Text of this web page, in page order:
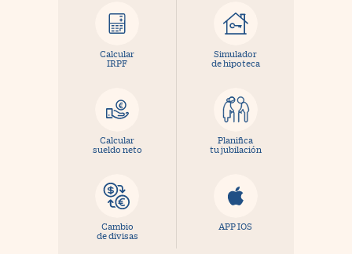
Calcular
IRPF
Simulador
de hipoteca
Calcular
sueldo neto
Planifica
tu jubilación
Cambio
de divisas
APP IOS